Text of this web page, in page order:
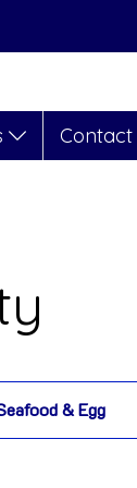
& Egg